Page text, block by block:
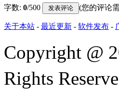
字数: 0/500 (您的评论
关于本站 - 最近更新 - 软件发布 -
Copyright @
Rights